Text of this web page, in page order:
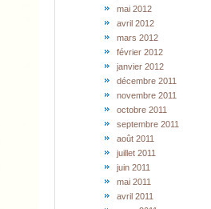
mai 2012
avril 2012
mars 2012
février 2012
janvier 2012
décembre 2011
novembre 2011
octobre 2011
septembre 2011
août 2011
juillet 2011
juin 2011
mai 2011
avril 2011